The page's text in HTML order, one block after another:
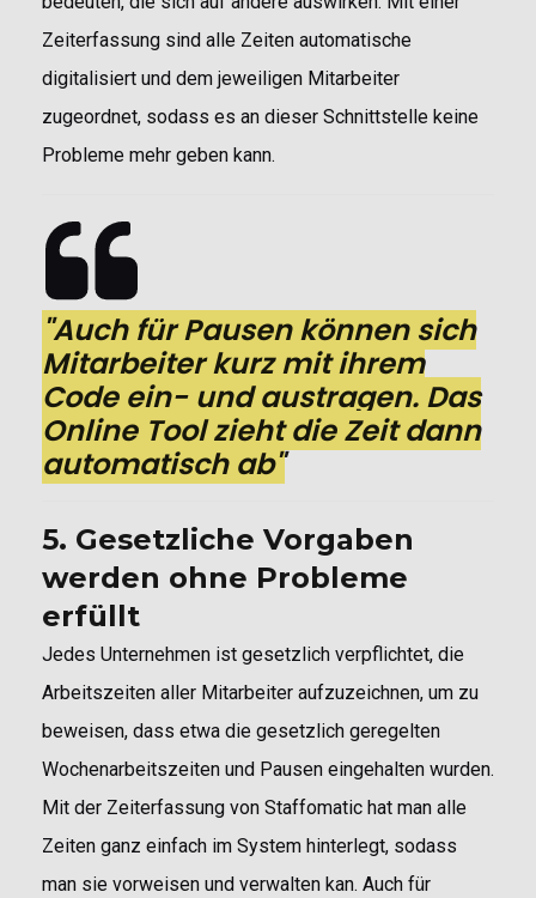
Zeiterfassung sind alle Zeiten automatische
digitalisiert und dem jeweiligen Mitarbeiter
zugeordnet, sodass es an dieser Schnittstelle keine
Probleme mehr geben kann.
"Auch für Pausen können sich
Mitarbeiter kurz mit ihrem
Code ein- und austragen. Das
Online Tool zieht die Zeit dann
automatisch ab"
5. Gesetzliche Vorgaben
werden ohne Probleme
erfüllt
Jedes Unternehmen ist gesetzlich verpflichtet, die
Arbeitszeiten aller Mitarbeiter aufzuzeichnen, um zu
beweisen, dass etwa die gesetzlich geregelten
Wochenarbeitszeiten und Pausen eingehalten wurden.
Mit der Zeiterfassung von Staffomatic hat man alle
Zeiten ganz einfach im System hinterlegt, sodass
man sie vorweisen und verwalten kan. Auch für